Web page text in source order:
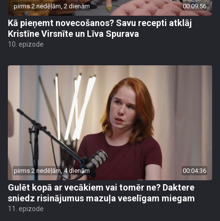
pirms 2 nedēļām, 2 dienām 00:09:56
Kā pieņemt novecošanos? Savu recepti atklāj
Kristīne Virsnīte un Līva Spurava
10. epizode
pirms 2 nedēļām, 4 dienām 00:04:36
Gulēt kopā ar vecākiem vai tomēr ne? Daktere
sniedz risinājumus mazuļa veselīgam miegam
11. epizode